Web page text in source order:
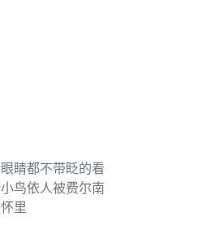
睛都不带眨的看
鸟依人被费尔南
里